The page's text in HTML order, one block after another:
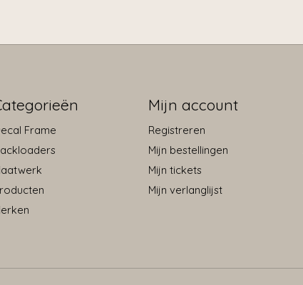
Frame
Mijn account
Registreren
Mijn bestellingen
Mijn tickets
Mijn verlanglijst